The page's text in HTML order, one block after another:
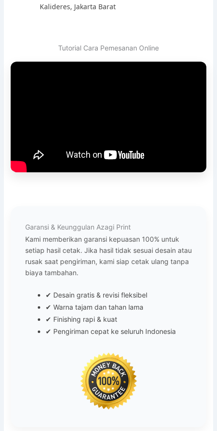
Kalideres, Jakarta Barat
Tutorial Cara Pemesanan Online
Garansi & Keunggulan Azagi Print
Kami memberikan garansi kepuasan 100% untuk
setiap hasil cetak. Jika hasil tidak sesuai desain atau
rusak saat pengiriman, kami siap cetak ulang tanpa
biaya tambahan.
✔ Desain gratis & revisi fleksibel
✔ Warna tajam dan tahan lama
✔ Finishing rapi & kuat
✔ Pengiriman cepat ke seluruh Indonesia